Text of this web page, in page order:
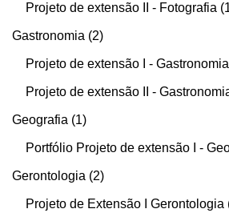
Projeto de extensão II - Fotografia
Gastronomia 2
Projeto de extensão I - Gastronomia
Projeto de extensão II -
Geografia 1
Portfólio Projeto de extensão I -
Gerontologia 2
Projeto de Extensão I Gerontologia